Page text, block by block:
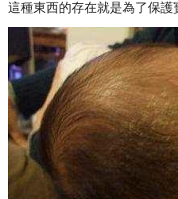
這種東西的存在就是為了保護